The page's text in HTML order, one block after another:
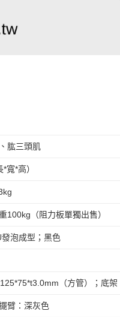
肱三頭肌
寬*高）
100kg（阻力板單獨出售）
泡成型；黑色
（方管）；底架
臂：深灰色